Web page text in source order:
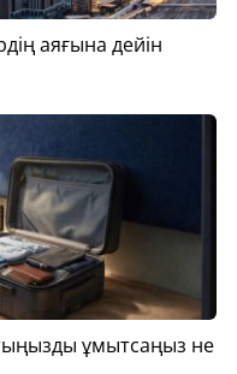
аяғына дейін
ұмытсаңыз не